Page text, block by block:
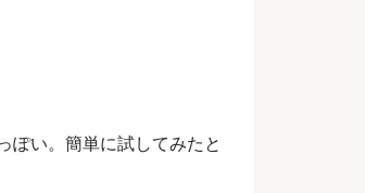
ぽい。簡単に試してみたと